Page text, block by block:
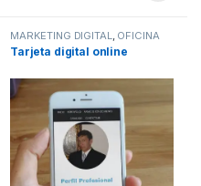
MARKETING DIGITAL OFICINA
Tarjeta digital online